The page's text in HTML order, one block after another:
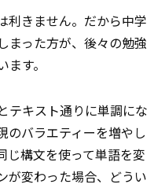
利きません。だから中学
まった方が、後々の勉強
す。
テキスト通りに単調にな
のバラエティーを増やし
じ構文を使って単語を変
が変わった場合、どうい